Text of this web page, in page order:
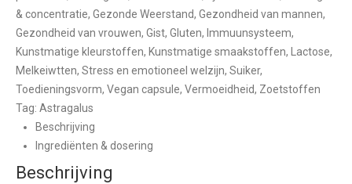
& concentratie, Gezonde Weerstand, Gezondheid van mannen,
Gezondheid van vrouwen, Gist, Gluten, Immuunsysteem,
Kunstmatige kleurstoffen, Kunstmatige smaakstoffen, Lactose,
Melkeiwtten, Stress en emotioneel welzijn, Suiker,
Toedieningsvorm, Vegan capsule, Vermoeidheid, Zoetstoffen
Tag: Astragalus
Beschrijving
Ingrediënten & dosering
Beschrijving